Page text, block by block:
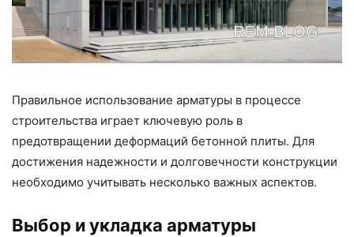
Правильное использование арматуры в процессе
строительства играет ключевую роль в
предотвращении деформаций бетонной плиты. Для
достижения надежности и долговечности конструкции
необходимо учитывать несколько важных аспектов.
Выбор и укладка арматуры